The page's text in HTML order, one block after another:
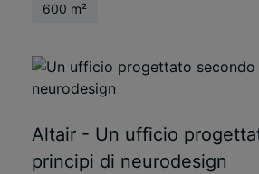
600 m²
Altair - Un ufficio
principi di neurodesign